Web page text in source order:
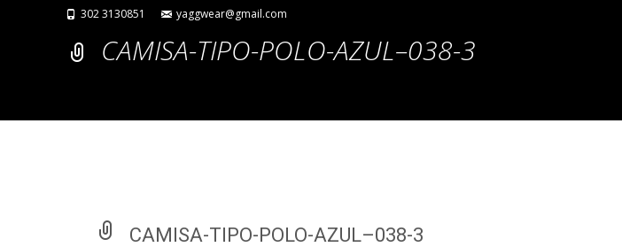
302 3130851 yaggwear@gmail.com
CAMISA-TIPO-POLO-AZUL–038-3
CAMISA-TIPO-POLO-AZUL–038-3